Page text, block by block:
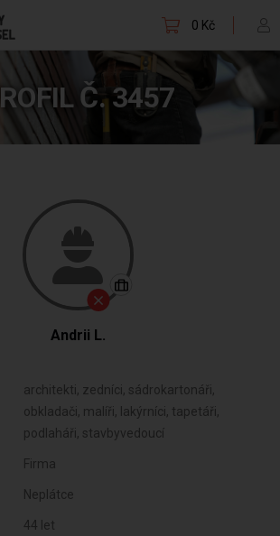
0 Kč
Č. 3457
Andrii L.
architekti, zedníci, sádrokartonáři,
obkladači, malíři, lakýrníci, tapetáři,
podlaháři, stavbyvedoucí
Firma
Neplátce
44 let